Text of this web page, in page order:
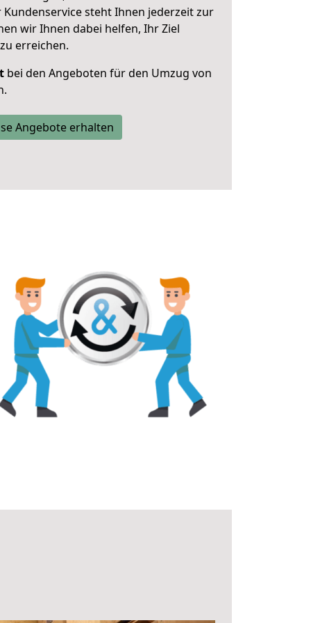
steht Ihnen jederzeit zur
wir Ihnen dabei helfen, Ihr Ziel
erreichen.
bei den Angeboten für den Umzug von
Angebote erhalten